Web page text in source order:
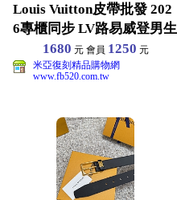
Louis Vuitton皮帶批發 202
6專櫃同步 LV路易威登男生
1680 元 會員 1250 元
米亞復刻精品購物網
www.fb520.com.tw